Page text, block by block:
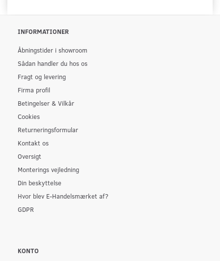
INFORMATIONER
Åbningstider i showroom
Sådan handler du hos os
Fragt og levering
Firma profil
Betingelser & Vilkår
Cookies
Returneringsformular
Kontakt os
Oversigt
Monterings vejledning
Din beskyttelse
Hvor blev E-Handelsmærket af?
GDPR
KONTO